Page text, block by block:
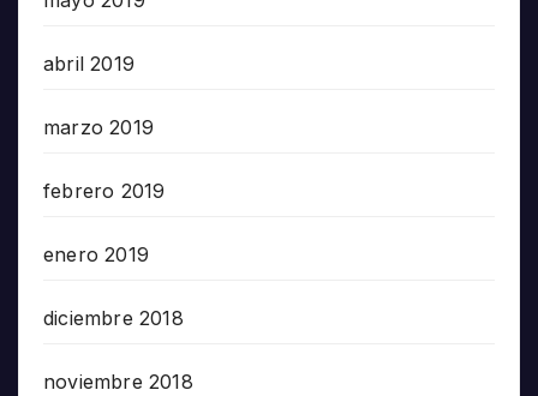
abril 2019
marzo 2019
febrero 2019
enero 2019
diciembre 2018
noviembre 2018